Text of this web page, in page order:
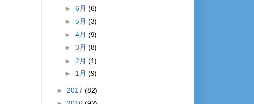
► 6月 (6)
► 5月 (3)
► 4月 (9)
► 3月 (8)
► 2月 (1)
► 1月 (9)
► 2017 (82)